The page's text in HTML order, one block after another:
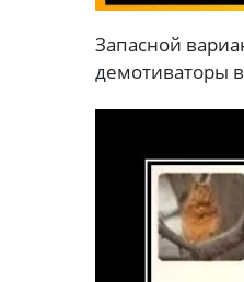
Запасной
демотиваторы